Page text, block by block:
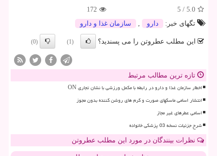
5.0
/
5
172
تگهای خبر:
دارو , سازمان غذا و دارو
این مطلب عطروتن را می پسندید؟ (1)
(0)
تازه ترین مطالب مرتبط
اخطار سازمان غذا و دارو در رابطه با مکمل ورزشی با نشان تجاری ON
انتشار اسامی ماسکهای صورت و کرم های روشن کننده بدون مجوز
اسامی عطرهای غیر مجاز
شرح جزئیات نسخه 03 پزشکی خانواده
نظرات بینندگان در مورد این مطلب عطروتن